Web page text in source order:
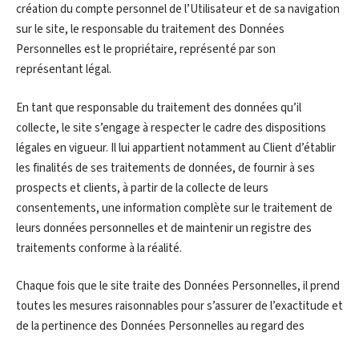
création du compte personnel de l’Utilisateur et de sa navigation
sur le site, le responsable du traitement des Données
Personnelles est le propriétaire, représenté par son
représentant légal.
En tant que responsable du traitement des données qu’il
collecte, le site s’engage à respecter le cadre des dispositions
légales en vigueur. Il lui appartient notamment au Client d’établir
les finalités de ses traitements de données, de fournir à ses
prospects et clients, à partir de la collecte de leurs
consentements, une information complète sur le traitement de
leurs données personnelles et de maintenir un registre des
traitements conforme à la réalité.
Chaque fois que le site traite des Données Personnelles, il prend
toutes les mesures raisonnables pour s’assurer de l’exactitude et
de la pertinence des Données Personnelles au regard des